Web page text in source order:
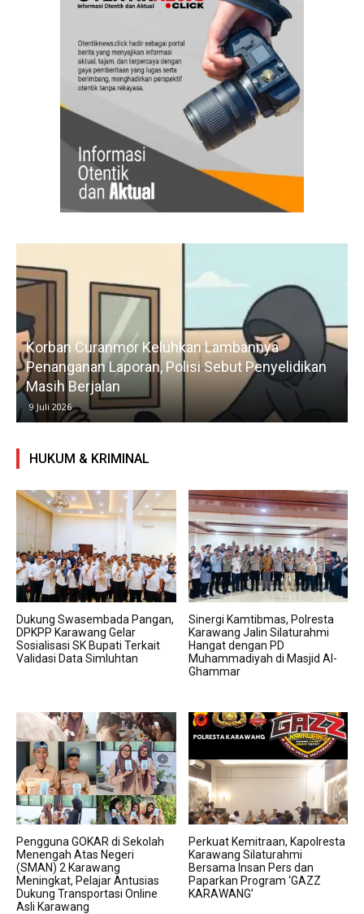
Korban Curanmor Keluhkan Lambannya
Penanganan Laporan, Polisi Sebut Penyelidikan
Masih Berjalan
9 Juli 2026
HUKUM & KRIMINAL
Dukung Swasembada Pangan,
DPKPP Karawang Gelar
Sosialisasi SK Bupati Terkait
Validasi Data Simluhtan
Sinergi Kamtibmas, Polresta
Karawang Jalin Silaturahmi
Hangat dengan PD
Muhammadiyah di Masjid Al-
Ghammar
Pengguna GOKAR di Sekolah
Menengah Atas Negeri
(SMAN) 2 Karawang
Meningkat, Pelajar Antusias
Dukung Transportasi Online
Asli Karawang
Perkuat Kemitraan, Kapolresta
Karawang Silaturahmi
Bersama Insan Pers dan
Paparkan Program ‘GAZZ
KARAWANG’